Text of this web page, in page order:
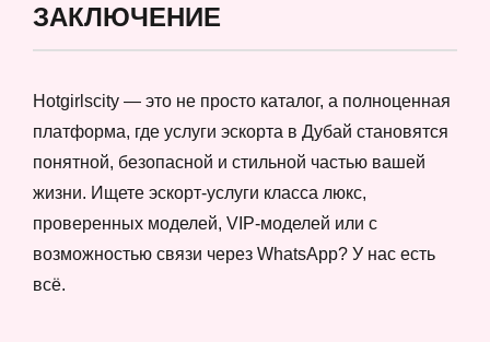
ЗАКЛЮЧЕНИЕ
Hotgirlscity — это не просто каталог, а полноценная
платформа, где услуги эскорта в Дубай становятся
понятной, безопасной и стильной частью вашей
жизни. Ищете эскорт-услуги класса люкс,
проверенных моделей, VIP-моделей или с
возможностью связи через WhatsApp? У нас есть
всё.